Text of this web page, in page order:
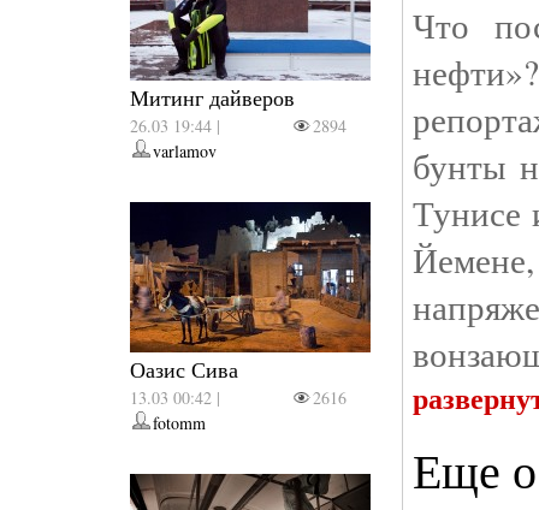
Митинг дайверов
26.03 19:44 |
2894
varlamov
Оазис Сива
13.03 00:42 |
2616
fotomm
Что
бунты
Тунисе
Еще